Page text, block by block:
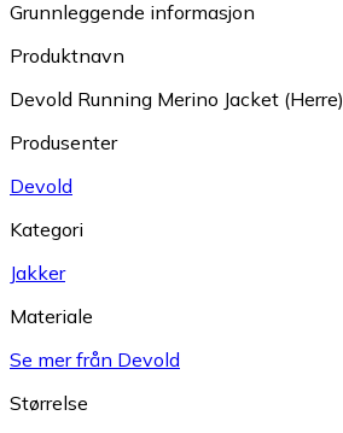
Grunnleggende informasjon
Produktnavn
Devold Running Merino Jacket (Herre)
Produsenter
Devold
Kategori
Jakker
Materiale
Se mer från Devold
Størrelse